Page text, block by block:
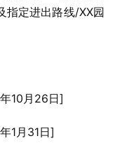
指定进出路线/XX园
10月26日]
1月31日]